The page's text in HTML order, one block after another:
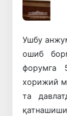
Ушбу
ошиб
форумга
хорижий
та